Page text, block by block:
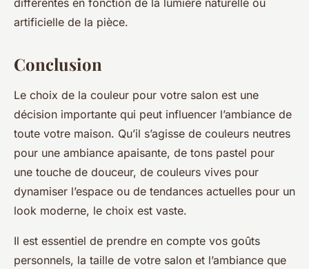
différentes en fonction de la lumière naturelle ou
artificielle de la pièce.
Conclusion
Le choix de la couleur pour votre salon est une
décision importante qui peut influencer l’ambiance de
toute votre maison. Qu’il s’agisse de couleurs neutres
pour une ambiance apaisante, de tons pastel pour
une touche de douceur, de couleurs vives pour
dynamiser l’espace ou de tendances actuelles pour un
look moderne, le choix est vaste.
Il est essentiel de prendre en compte vos goûts
personnels, la taille de votre salon et l’ambiance que